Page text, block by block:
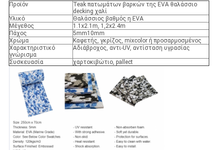
Προϊόν
Teak πατωμάτων βαρκών της EVA θαλάσσιο
decking χαλί
Υλικό
Θαλάσσιος βαθμός η EVA
Μέγεθος
1.1x2.1m, 1,2x2.4m
Πάχος
5mm10mm
Χρώμα
Καφετής, γκρίζος, mixcolor ή προσαρμοσμένος
Χαρακτηριστικό
γνώρισμα
Αδιάβροχος, αντι-UV, αντίσταση υγρασίας
Συσκευασία χαρτοκιβώτιο, pallect